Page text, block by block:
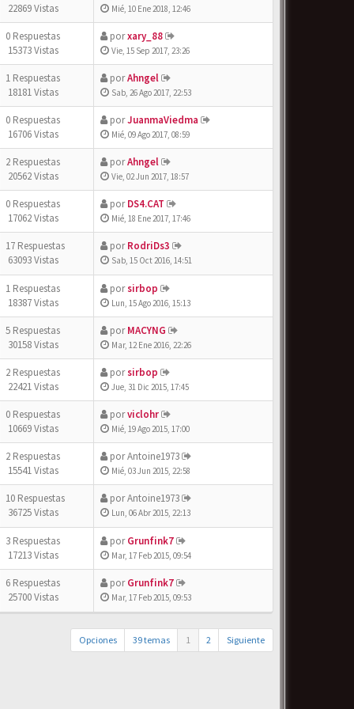
22869 Vistas
Mié, 10 Ene 2018, 12:46
0 Respuestas
15373 Vistas
porxary_88
Vie, 15 Sep 2017, 23:26
1 Respuestas
18181 Vistas
porAhngel
Sab, 26 Ago 2017, 22:53
0 Respuestas
16706 Vistas
porJuanmaViedma
Mié, 09 Ago 2017, 08:59
2 Respuestas
20562 Vistas
porAhngel
Vie, 02 Jun 2017, 18:57
0 Respuestas
17062 Vistas
porDS4.CAT
Mié, 18 Ene 2017, 17:46
17 Respuestas
63093 Vistas
porRodriDs3
Sab, 15 Oct 2016, 14:51
1 Respuestas
18387 Vistas
porsirbop
Lun, 15 Ago 2016, 15:13
5 Respuestas
30158 Vistas
porMACYNG
Mar, 12 Ene 2016, 22:26
2 Respuestas
22421 Vistas
porsirbop
Jue, 31 Dic 2015, 17:45
0 Respuestas
10669 Vistas
porviclohr
Mié, 19 Ago 2015, 17:00
2 Respuestas
15541 Vistas
porAntoine1973
Mié, 03 Jun 2015, 22:58
10 Respuestas
36725 Vistas
porAntoine1973
Lun, 06 Abr 2015, 22:13
3 Respuestas
17213 Vistas
porGrunfink7
Mar, 17 Feb 2015, 09:54
6 Respuestas
25700 Vistas
porGrunfink7
Mar, 17 Feb 2015, 09:53
Opciones 39 temas 1 2 Siguiente